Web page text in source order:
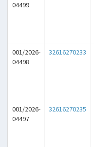
04499
001/2026-
04498
32616270233
001/2026-
04497
32616270235